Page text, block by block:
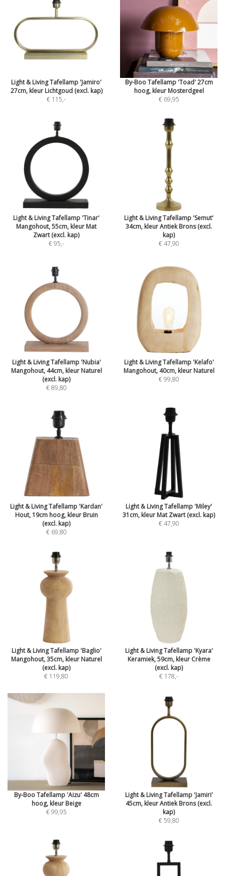
Light & Living Tafellamp 'Jamiro'
27cm, kleur Lichtgoud (excl. kap)
€ 115,-
By-Boo Tafellamp 'Toad' 27cm
hoog, kleur Mosterdgeel
€ 69,95
Light & Living Tafellamp 'Tinar'
Mangohout, 55cm, kleur Mat
Zwart (excl. kap)
€ 95,-
Light & Living Tafellamp 'Semut'
34cm, kleur Antiek Brons (excl.
kap)
€ 47,90
Light & Living Tafellamp 'Nubia'
Mangohout, 44cm, kleur Naturel
(excl. kap)
€ 89,80
Light & Living Tafellamp 'Kelafo'
Mangohout, 40cm, kleur Naturel
€ 99,80
Light & Living Tafellamp 'Kardan'
Hout, 19cm hoog, kleur Bruin
(excl. kap)
€ 69,80
Light & Living Tafellamp 'Miley'
31cm, kleur Mat Zwart (excl. kap)
€ 47,90
Light & Living Tafellamp 'Baglio'
Mangohout, 35cm, kleur Naturel
(excl. kap)
€ 119,80
Light & Living Tafellamp 'Kyara'
Keramiek, 59cm, kleur Crème
(excl. kap)
€ 178,-
By-Boo Tafellamp 'Aizu' 48cm
hoog, kleur Beige
€ 99,95
Light & Living Tafellamp 'Jamiri'
45cm, kleur Antiek Brons (excl.
kap)
€ 59,80